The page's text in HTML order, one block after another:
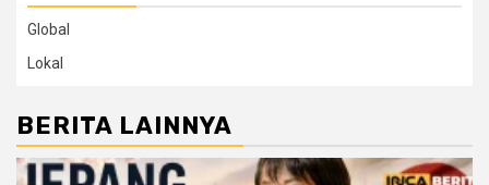
Global
Lokal
BERITA LAINNYA